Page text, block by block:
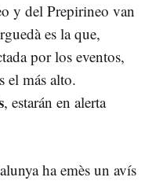
y del Prepirineo van
es la que,
por los eventos,
el más alto.
, estarán en alerta
ha emès un avís